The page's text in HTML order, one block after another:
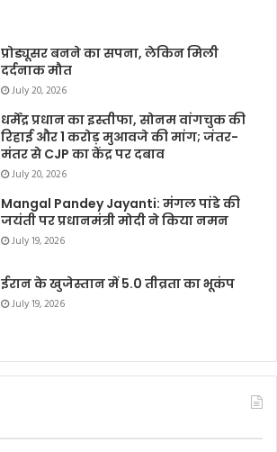
प्रोड्यूसर बनने का सपना, लेकिन मिली
दर्दनाक मौत
July 20, 2026
धर्मेंद्र प्रधान का इस्तीफा, सोनम वांगचुक की
रिहाई और 1 करोड़ मुआवजे की मांग; जंतर-
मंतर से CJP का केंद्र पर दबाव
July 20, 2026
Mangal Pandey Jayanti: मंगल पांडे की
जयंती पर प्रधानमंत्री मोदी ने किया नमन
July 19, 2026
ईरान के खुजेस्तान में 5.0 तीव्रता का भूकंप
July 19, 2026